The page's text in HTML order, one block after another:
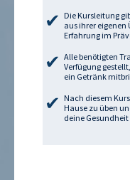
Die Kursleitung
aus ihrer
Erfahrung im
Alle benötigten
Verfügung
ein Getränk
Nach diesem
Hause zu üben
deine